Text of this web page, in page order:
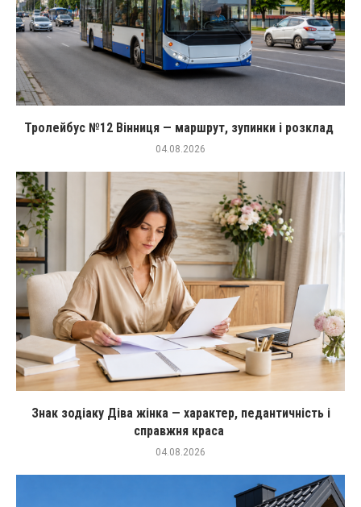
Тролейбус №12 Вінниця — маршрут, зупинки і розклад
04.08.2026
Знак зодіаку Діва жінка — характер, педантичність і
справжня краса
04.08.2026